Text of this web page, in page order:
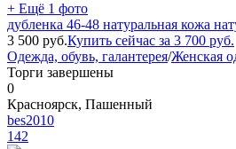
+ Ещё 1 фото
дубленка 46-48 натуральная кожа
3 500 руб.Купить сейчас за 3 700 руб.
Одежда, обувь, галантерея/Женская
Торги завершены
0
Красноярск, Пашенный
bes2010
142